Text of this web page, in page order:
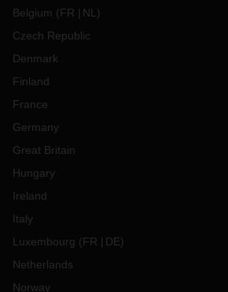
Belgium (FR NL )
Czech Republic
Denmark
Finland
France
Germany
Great Britain
Hungary
Ireland
Italy
Luxembourg (FR DE)
Netherlands
Norway